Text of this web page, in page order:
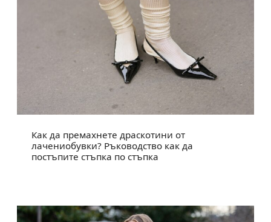
Как да премахнете драскотини от
лачениобувки? Ръководство как да
постъпите стъпка по стъпка